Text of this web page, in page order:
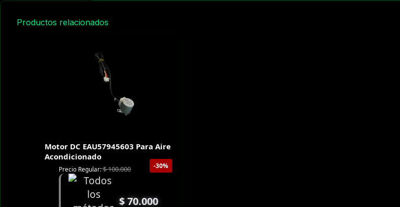
Productos relacionados
Motor DC EAU57945603 Para Aire
Acondicionado
-30%
Precio Regular:$100.000
$70.000